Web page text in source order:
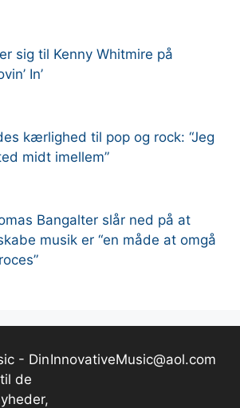
sig til Kenny Whitmire på
In’
kærlighed til pop og rock: “Jeg
midt imellem”
Bangalter slår ned på at
musik er “en måde at omgå
- Din
de
InnovativeMusic@aol.com